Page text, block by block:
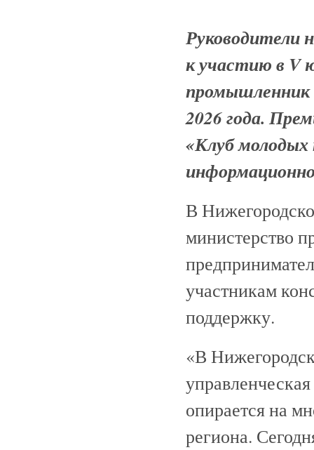
Руководители
к участию в V
промышленник
2026 года.
«Клуб молодых
В
министерство
участникам
поддержку.
«В
опирается на
региона.